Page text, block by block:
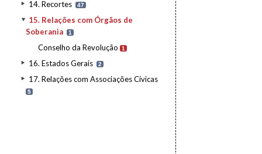
14. Recortes 47
15. Relações com Órgãos de
Soberania
1
Conselho da Revolução 1
16. Estados Gerais 2
17. Relações com Associações Cívicas
5